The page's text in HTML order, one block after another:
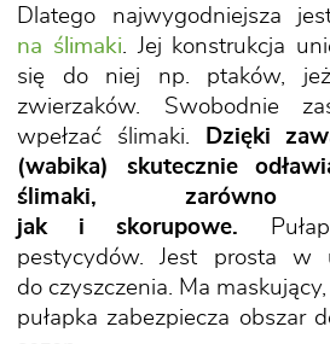
Dlatego najwygodniejsza
na ślimaki. Jej konstrukcja
się do niej np. ptaków,
zwierzaków. Swobodnie
wpełzać ślimaki.
Dzięki
(wabika) skutecznie
ślimaki, zarówno
jak i skorupowe.
pestycydów. Jest prosta w
do czyszczenia. Ma
pułapka zabezpiecza obszar